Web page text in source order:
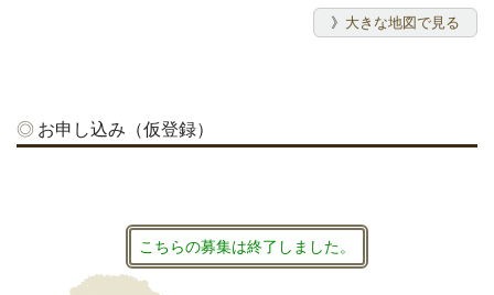
》 大きな地図で見る
お申し込み（仮登録）
こちらの募集は終了しました。